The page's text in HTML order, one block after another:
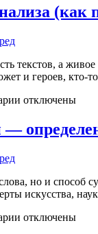
Биографический
метод
и
его
(как
текстов, а
и героев,
к
литературного
произведения
глубже)
отключены
но и способ
искусства,
котключены